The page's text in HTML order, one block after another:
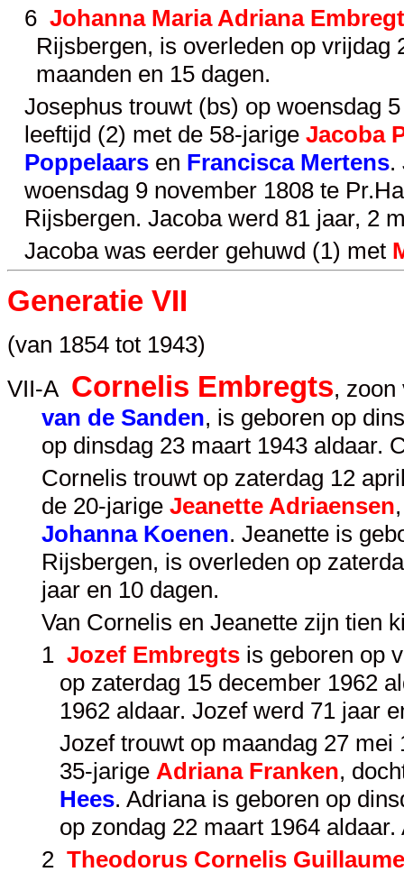
6 Johanna Maria Adriana
Rijsbergen, is overleden op vrijdag
maanden en 15 dagen.
Josephus trouwt (bs) op woensdag
leeftijd (2) met de 58-jarigeJacoba
Poppelaars en Francisca Mertens.
woensdag 9 november 1808 te
Rijsbergen. Jacoba werd 81 jaar, 2
Jacoba was eerder gehuwd (1) met
Generatie VII
(van 1854 tot 1943)
VII-A Cornelis Embregts,
van de Sanden, is geboren op
op dinsdag 23 maart 1943 aldaar.
Cornelis trouwt op zaterdag 12
de 20-jarigeJeanette Adriaensen
Johanna Koenen. Jeanette is
Rijsbergen, is overleden op
jaar en 10 dagen.
Van Cornelis en Jeanette zijn tien
1 Jozef Embregts is geboren op
op zaterdag 15 december 1962
1962 aldaar. Jozef werd 71 jaar
Jozef trouwt op maandag 27
35-jarige Adriana Franken,
Hees. Adriana is geboren op
op zondag 22 maart 1964
2 Theodorus Cornelis